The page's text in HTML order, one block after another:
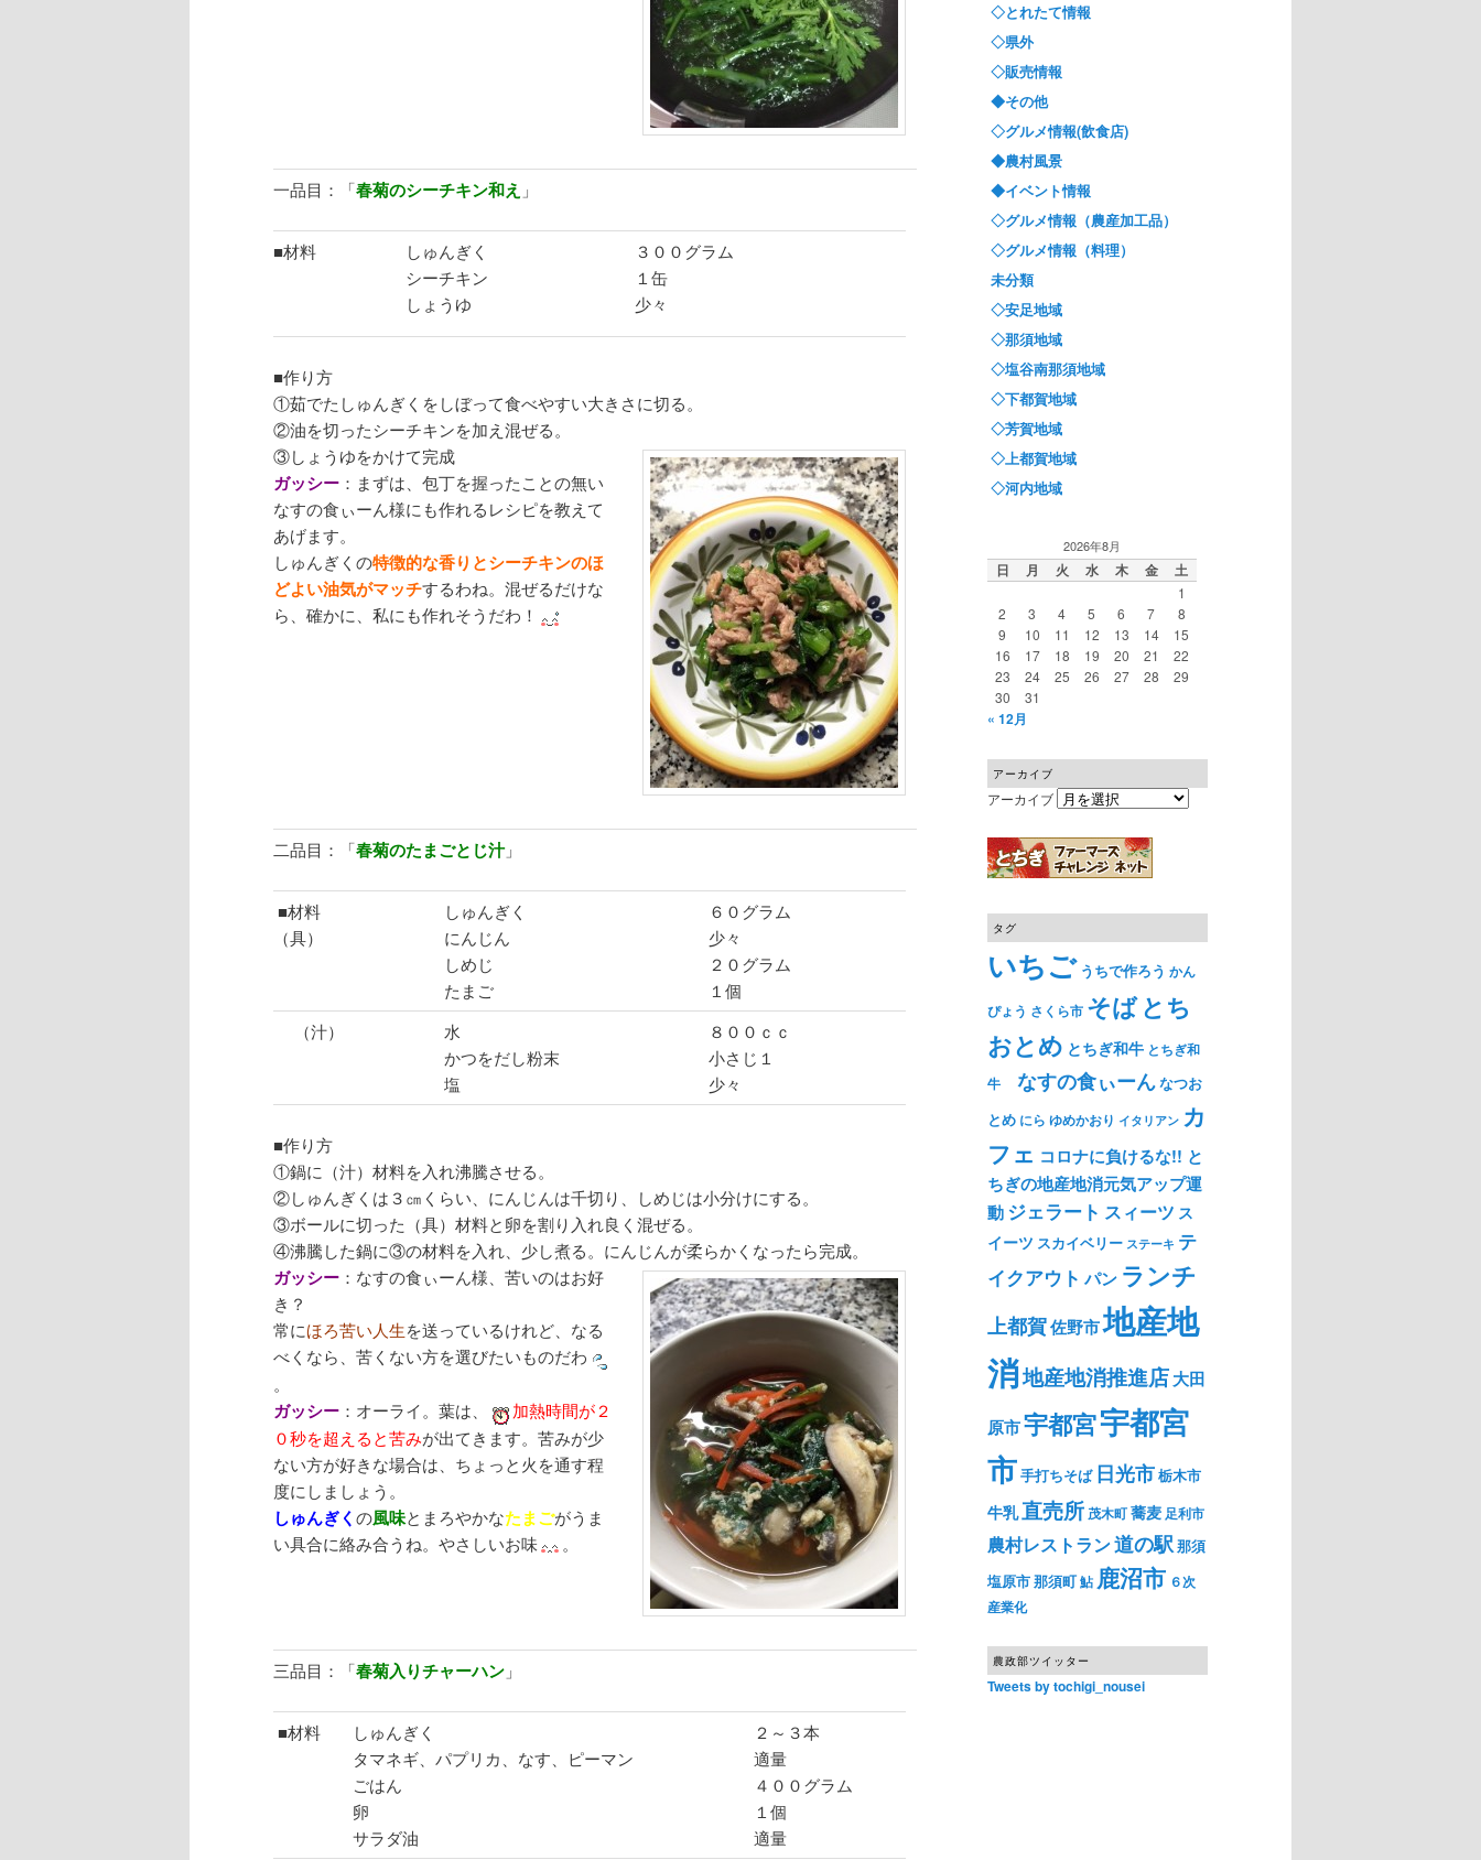
一品目：「春菊のシーチキン和え 」
■材料
しゅんぎく
シーチキン
しょうゆ
３００グラム
１缶
少々
■作り方
①茹でたしゅんぎくをしぼって食べやすい大きさに切る。
②油を切ったシーチキンを加え混ぜる。
③しょうゆをかけて完成
ガッシー ：まずは、包丁を握ったことの無い
なすの食ぃーん様にも作れるレシピを教えて
あげます。
しゅんぎくの特徴的な香りとシーチキンのほ
どよい油気がマッチするわね。混ぜるだけな
ら、確かに、私にも作れそうだわ！
二品目：「春菊のたまごとじ汁」
■材料
（具）
しゅんぎく
にんじん
しめじ
たまご
６０グラム
少々
２０グラム
１個
（汁）
水
かつをだし粉末
塩
８００ｃｃ
小さじ１
少々
■作り方
①鍋に（汁）材料を入れ沸騰させる。
②しゅんぎくは３㎝くらい、にんじんは千切り、しめじは小分けにする。
③ボールに切った（具）材料と卵を割り入れ良く混ぜる。
④沸騰した鍋に③の材料を入れ、少し煮る。にんじんが柔らかくなったら完成。
ガッシー ：なすの食ぃーん様、苦いのはお好
き？
常にほろ苦い人生を送っているけれど、なる
べくなら、苦くない方を選びたいものだわ
。
ガッシー ：オーライ。葉は、
加熱時間が２
０秒を超えると苦みが出てきます。苦みが少
ない方が好きな場合は、ちょっと火を通す程
度にしましょう。
しゅんぎくの風味とまろやかなたまごがうま
い具合に絡み合うね。やさしいお味
。
三品目：「春菊入りチャーハン 」
■材料
しゅんぎく
タマネギ、パプリカ、なす、ピーマン
ごはん
卵
サラダ油
２～３本
適量
４００グラム
１個
適量
◇とれたて情報
◇県外
◇販売情報
◆その他
◇グルメ情報(飲食店)
◆農村風景
◆イベント情報
◇グルメ情報（農産加工品）
◇グルメ情報（料理）
未分類
◇安足地域
◇那須地域
◇塩谷南那須地域
◇下都賀地域
◇芳賀地域
◇上都賀地域
◇河内地域
2026年8月
日 月 火 水 木 金 土
1
2
3 4 5 6 7
8
9
10 11 12 13 14
15
16
17 18 19 20 21
22
23
24 25 26 27 28
29
30
31
« 12月
アーカイブ
アーカイブ
タグ
いちご うちで作ろう かん
ぴょう さくら市 そばとち
おとめ とちぎ和牛 とちぎ和
牛
なすの食ぃーんなつお
とめ にら ゆめかおり イタリアン カ
フェ コロナに負けるな!! と
ちぎの地産地消元気アップ運
動ジェラート スィーツ ス
イーツ スカイベリー ステーキ テ
イクアウト パン ランチ
上都賀佐野市地産地
消地産地消推進店大田
原市宇都宮宇都宮
市手打ちそば 日光市栃木市
牛乳直売所 茂木町蕎麦 足利市
農村レストラン道の駅那須
塩原市那須町鮎 鹿沼市 ６次
産業化
農政部ツイッター
Tweets by tochigi_nousei